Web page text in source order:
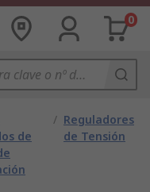
0
de
/ Reguladores
de Tensión